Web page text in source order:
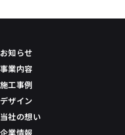
お知らせ
事業内容
施工事例
デザイン
当社の想い
企業情報